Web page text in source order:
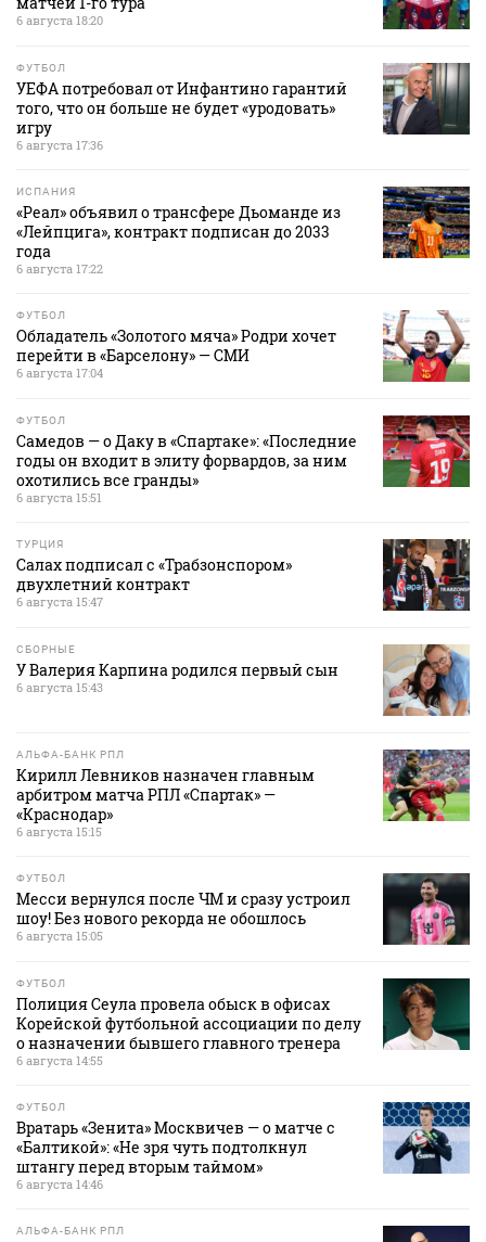
6 августа 18:20
ФУТБОЛ
УЕФА потребовал от Инфантино гарантий
того, что он больше не будет «уродовать»
игру
6 августа 17:36
ИСПАНИЯ
«Реал» объявил о трансфере Дьоманде из
«Лейпцига», контракт подписан до 2033
года
6 августа 17:22
ФУТБОЛ
Обладатель «Золотого мяча» Родри хочет
перейти в «Барселону» — СМИ
6 августа 17:04
ФУТБОЛ
Самедов — о Даку в «Спартаке»: «Последние
годы он входит в элиту форвардов, за ним
охотились все гранды»
6 августа 15:51
ТУРЦИЯ
Салах подписал с «Трабзонспором»
двухлетний контракт
6 августа 15:47
СБОРНЫЕ
У Валерия Карпина родился первый сын
6 августа 15:43
АЛЬФА-БАНК РПЛ
Кирилл Левников назначен главным
арбитром матча РПЛ «Спартак» —
«Краснодар»
6 августа 15:15
ФУТБОЛ
Месси вернулся после ЧМ и сразу устроил
шоу! Без нового рекорда не обошлось
6 августа 15:05
ФУТБОЛ
Полиция Сеула провела обыск в офисах
Корейской футбольной ассоциации по делу
о назначении бывшего главного тренера
6 августа 14:55
ФУТБОЛ
Вратарь «Зенита» Москвичев — о матче с
«Балтикой»: «Не зря чуть подтолкнул
штангу перед вторым таймом»
6 августа 14:46
АЛЬФА-БАНК РПЛ